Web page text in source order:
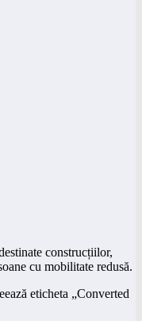
construcțiilor,
cu mobilitate redusă.
eticheta „Converted